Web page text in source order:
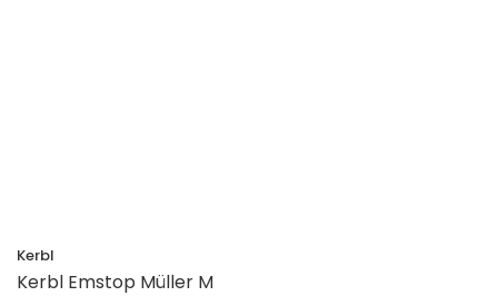
Kerbl
Kerbl Emstop Müller M